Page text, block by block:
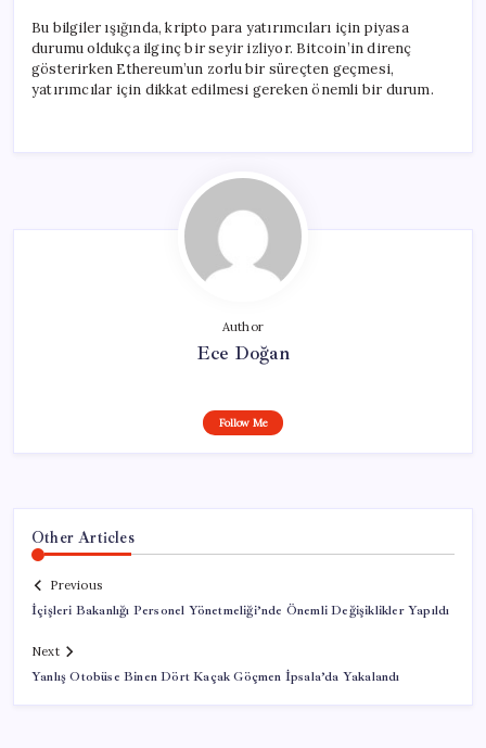
Bu bilgiler ışığında, kripto para yatırımcıları için piyasa
durumu oldukça ilginç bir seyir izliyor. Bitcoin’in direnç
gösterirken Ethereum’un zorlu bir süreçten geçmesi,
yatırımcılar için dikkat edilmesi gereken önemli bir durum.
Author
Ece Doğan
Follow Me
Other Articles
Previous
İçişleri Bakanlığı Personel Yönetmeliği’nde Önemli Değişiklikler Yapıldı
Next
Yanlış Otobüse Binen Dört Kaçak Göçmen İpsala’da Yakalandı